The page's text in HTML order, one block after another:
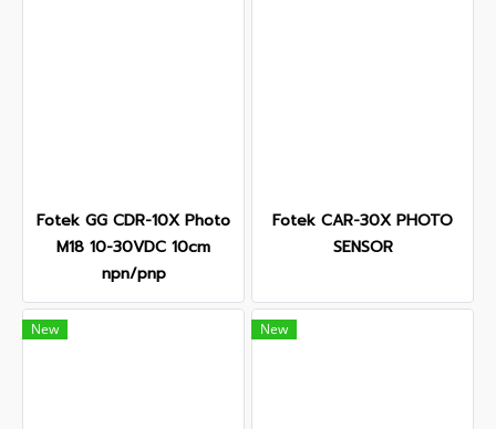
Fotek GG CDR-10X Photo
M18 10-30VDC 10cm
npn/pnp
Fotek CAR-30X PHOTO
SENSOR
New New